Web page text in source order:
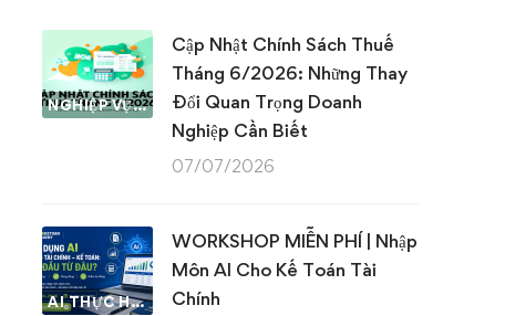
NGHIỆP VỤ KẾ TOÁN & THUẾ
Cập Nhật Chính Sách Thuế
Tháng 6/2026: Những Thay
Đổi Quan Trọng Doanh
Nghiệp Cần Biết
07/07/2026
AI THỰC HÀNH
WORKSHOP MIỄN PHÍ | Nhập
Môn AI Cho Kế Toán Tài
Chính